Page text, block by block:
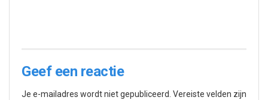
Geef een reactie
Je e-mailadres wordt niet gepubliceerd. Vereiste velden zijn